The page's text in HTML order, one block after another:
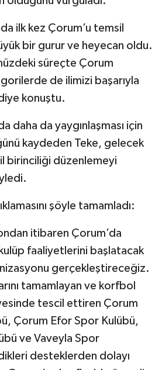
ilk kez Çorum’u temsil
bir gurur ve heyecan oldu.
süreçte Çorum
de ilimizi başarıyla
konuştu.
daha da yaygınlaşması için
kaydeden Teke, gelecek
birinciliği düzenlemeyi
şöyle tamamladı:
itibaren Çorum’da
faaliyetlerini başlatacak
gerçekleştireceğiz.
tamamlayan ve korfbol
tescil ettiren Çorum
Çorum Efor Spor Kulübü,
ve Vaveyla Spor
desteklerden dolayı